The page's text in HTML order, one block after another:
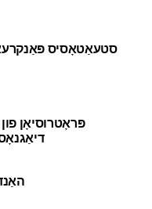
סטעאַטאָסיס
פּראָטרוסיאָן